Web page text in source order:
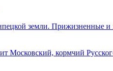
земли. Прижизненные и
Московский, кормчий